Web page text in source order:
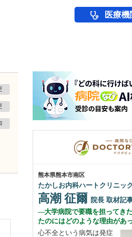
医療
熊本県熊本市南区
たかしお内科ハートクリニック
高潮 征爾 院長 取材記
大学病院で要職を担ってき
たのにはどのような理由があ
心不全という病気は発症